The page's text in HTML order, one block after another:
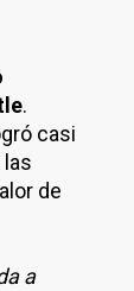
.
casi
de
a